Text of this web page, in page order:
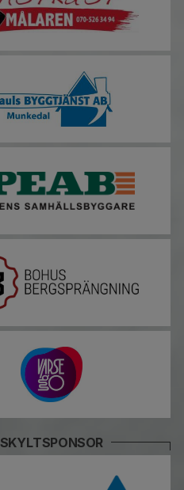
SKYLTSPONSOR